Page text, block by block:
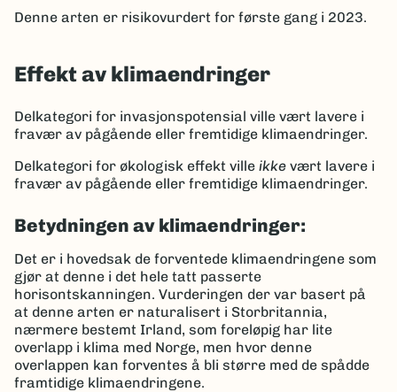
Denne arten er risikovurdert for første gang i 2023.
Effekt av klimaendringer
Delkategori for invasjonspotensial ville vært lavere i
fravær av pågående eller fremtidige klimaendringer.
Delkategori for økologisk effekt ville ikke vært lavere i
fravær av pågående eller fremtidige klimaendringer.
Betydningen av klimaendringer:
Det er i hovedsak de forventede klimaendringene som
gjør at denne i det hele tatt passerte
horisontskanningen. Vurderingen der var basert på
at denne arten er naturalisert i Storbritannia,
nærmere bestemt Irland, som foreløpig har lite
overlapp i klima med Norge, men hvor denne
overlappen kan forventes å bli større med de spådde
framtidige klimaendringene.